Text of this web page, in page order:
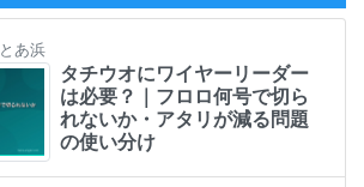
とあ浜
タチウオにワイヤーリーダー
は必要？｜フロロ何号で切ら
れないか・アタリが減る問題
の使い分け